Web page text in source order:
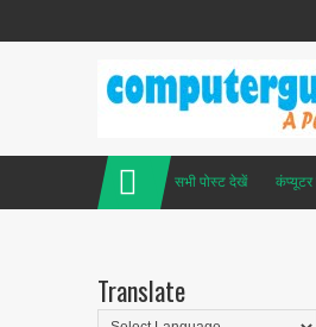
सभी पोस्ट देखें कंप्यूटर
Translate